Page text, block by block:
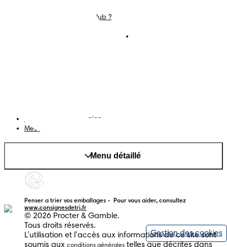
C'est Quoi Pampers Club ?
Changer le pays/région
Mes données
Menu détaillé
www.consignesdetri.fr
© 2026 Procter & Gamble.
Tous droits réservés.
L’utilisation et l’accès aux informations de ce site sont
soumis aux conditions générales telles que décrites dans
Gestion des cookies